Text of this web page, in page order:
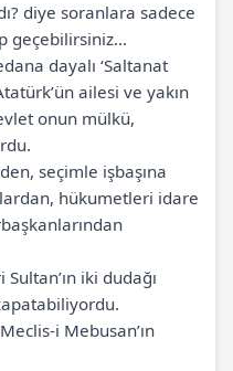
diye soranlara sadece
geçebilirsiniz…
dayalı ‘Saltanat
ailesi ve yakın
onun mülkü,
seçimle işbaşına
hükumetleri idare
iki dudağı
i Mebusan’ın